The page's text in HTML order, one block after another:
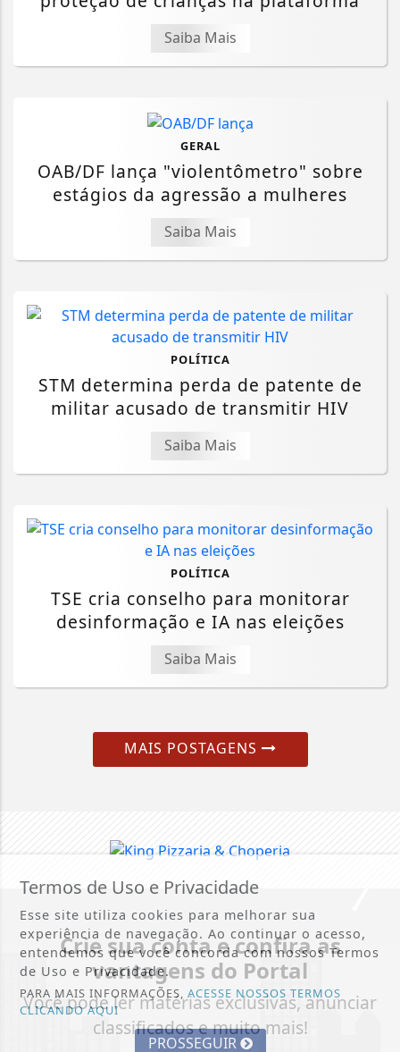
Saiba Mais
GERAL
OAB/DF lança "violentômetro" sobre
estágios da agressão a mulheres
Saiba Mais
POLÍTICA
STM determina perda de patente de
militar acusado de transmitir HIV
Saiba Mais
POLÍTICA
TSE cria conselho para monitorar
desinformação e IA nas eleições
Saiba Mais
MAIS POSTAGENS
Crie sua conta e confira as
vantagens do Portal
Você pode ler matérias exclusivas, anunciar
classificados e muito mais!
Termos de Uso e Privacidade
Esse site utiliza cookies para melhorar sua
experiência de navegação. Ao continuar o acesso,
entendemos que você concorda com nossos Termos
de Uso e Privacidade.
PARA MAIS INFORMAÇÕES,ACESSE NOSSOS TERMOS
CLICANDO AQUI
PROSSEGUIR